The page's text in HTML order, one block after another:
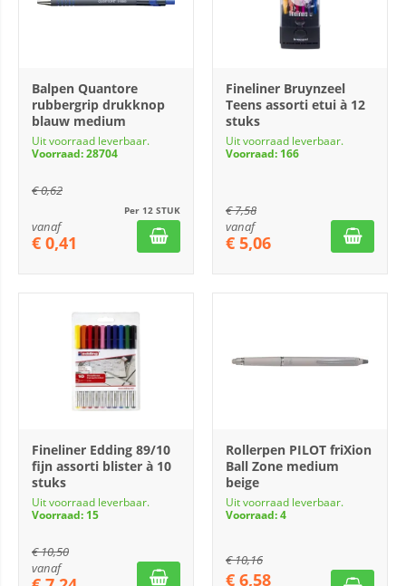
Balpen Quantore
rubbergrip drukknop
blauw medium
Uit voorraad leverbaar.
Voorraad: 28704
€0,62
Per 12 STUK
vanaf
€ 0,41
Fineliner Bruynzeel
Teens assorti etui à 12
stuks
Uit voorraad leverbaar.
Voorraad: 166
€7,58
vanaf
€ 5,06
Fineliner Edding 89/10
fijn assorti blister à 10
stuks
Uit voorraad leverbaar.
Voorraad: 15
€10,50
vanaf
Rollerpen PILOT friXion
Ball Zone medium
beige
Uit voorraad leverbaar.
Voorraad: 4
€10,16
€ 6,58